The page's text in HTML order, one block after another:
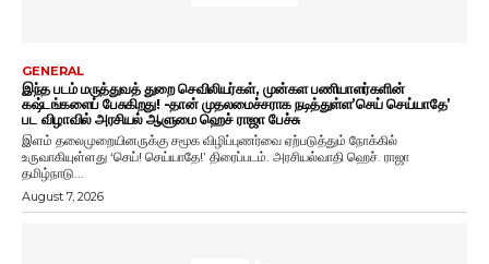
GENERAL
இந்த படம் மருத்துவத் துறை செவிலியர்கள், முன்கள பணியாளர்களின்
கஷ்டங்களைப் பேசுகிறது! -தான் முதலமைச்சராக நடித்துள்ள’செய் செய்யாதே’
பட விழாவில் அரசியல் ஆளுமை ஹெச் ராஜா பேச்சு
இளம் தலைமுறையினருக்கு சமூக விழிப்புணர்வை ஏற்படுத்தும் நோக்கில்
உருவாகியுள்ளது ‘செய்! செய்யாதே!’ திரைப்படம். அரசியல்வாதி ஹெச். ராஜா
தமிழ்நாடு...
August 7, 2026